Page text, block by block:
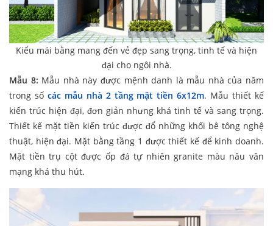
Kiểu mái bằng mang đến vẻ đẹp sang trọng, tinh tế và hiện
đại cho ngôi nhà.
Mẫu 8: Mẫu nhà này được mệnh danh là mẫu nhà của năm
trong số các mẫu nhà 2 tầng mặt tiền 6x12m. Mẫu thiết kế
kiến trúc hiện đại, đơn giản nhưng khá tinh tế và sang trọng.
Thiết kế mặt tiền kiến trúc được đổ những khối bê tông nghệ
thuật, hiện đại. Mặt bằng tầng 1 được thiết kế để kinh doanh.
Mặt tiền trụ cột được ốp đá tự nhiên granite màu nâu vân
mạng khá thu hút.